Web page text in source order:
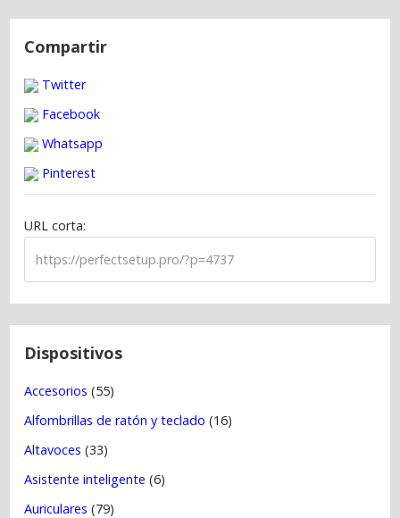
N
e
n
Compartir
Twitter
Facebook
Whatsapp
Pinterest
URL corta:
Dispositivos
Accesorios (55)
Alfombrillas de ratón y teclado (16)
Altavoces (33)
Asistente inteligente (6)
Auriculares (79)